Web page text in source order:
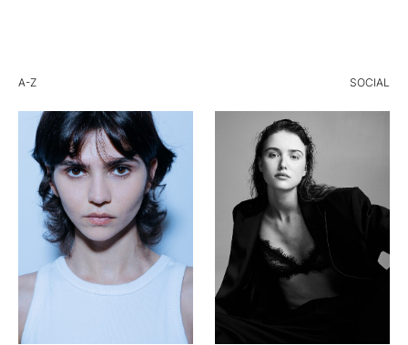
A-Z SOCIAL